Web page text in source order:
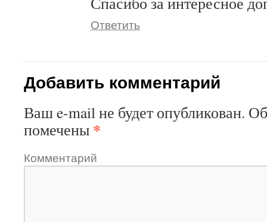
Ответить
Добавить комментарий
Ваш e-mail не будет опубликован.
помечены *
Комментарий